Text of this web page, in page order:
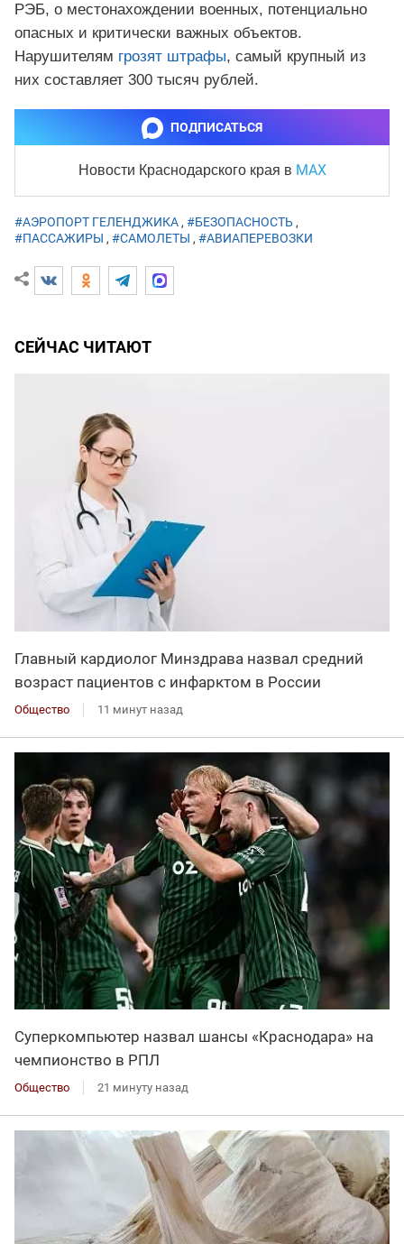
РЭБ, о местонахождении военных, потенциально
опасных и критически важных объектов.
Нарушителям грозят штрафы, самый крупный из
них составляет 300 тысяч рублей.
ПОДПИСАТЬСЯ
Новости Краснодарского края в MAX
#АЭРОПОРТ ГЕЛЕНДЖИКА , #БЕЗОПАСНОСТЬ ,
#ПАССАЖИРЫ , #САМОЛЕТЫ , #АВИАПЕРЕВОЗКИ
СЕЙЧАС ЧИТАЮТ
Главный кардиолог Минздрава назвал средний
возраст пациентов с инфарктом в России
Общество 11 минут назад
Суперкомпьютер назвал шансы «Краснодара» на
чемпионство в РПЛ
Общество 21 минуту назад